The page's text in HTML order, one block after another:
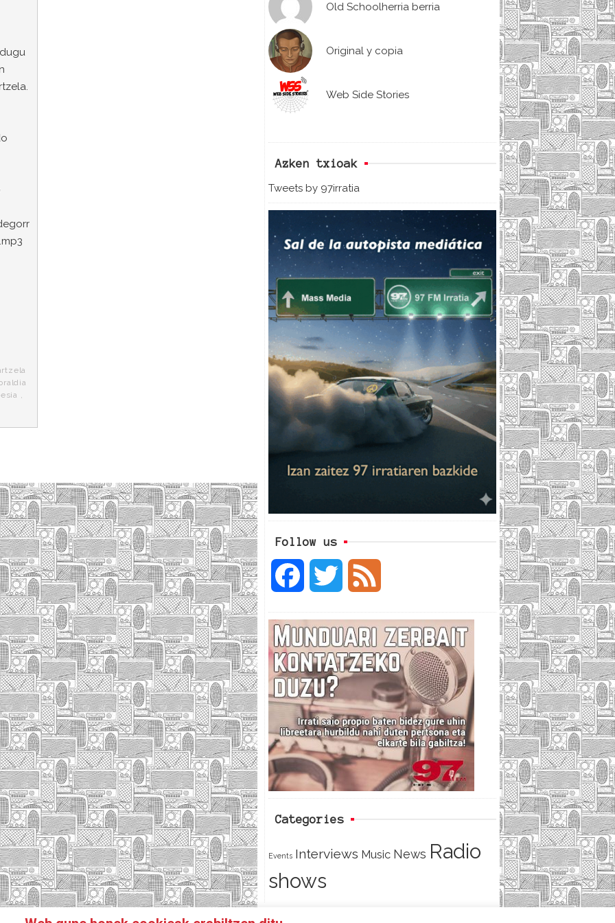
Old Schoolherria berria
Original y copia
Web Side Stories
Azken txioak
Tweets by 97irratia
Follow us
c
e
b
o
o
i
t
t
e
r
e
d
Categories
Events Interviews Music News Radio
shows
,